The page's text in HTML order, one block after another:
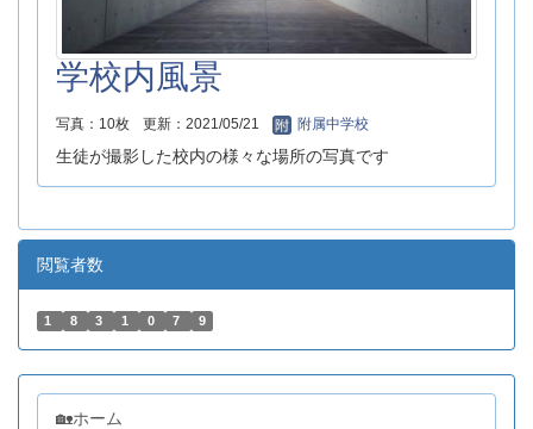
学校内風景
写真：10枚 更新：2021/05/21 附属中学校
生徒が撮影した校内の様々な場所の写真です
閲覧者数
1 8 3 1 0 7 9
🏡ホーム